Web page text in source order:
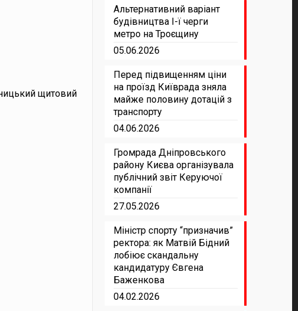
щитовий
Альтернативний варіант
будівництва І-ї черги
метро на Троєщину
05.06.2026
Перед підвищенням ціни
на проїзд Київрада зняла
майже половину дотацій з
транспорту
04.06.2026
Громрада Дніпровського
району Києва організувала
публічний звіт Керуючої
компанії
27.05.2026
Міністр спорту “призначив”
ректора: як Матвій Бідний
лобіює скандальну
кандидатуру Євгена
Баженкова
04.02.2026